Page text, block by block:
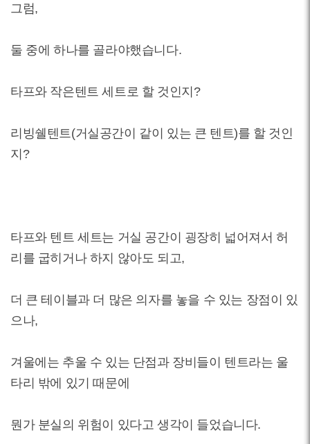
그럼,
둘 중에 하나를 골라야했습니다.
타프와 작은텐트 세트로 할 것인지?
리빙쉘텐트(거실공간이 같이 있는 큰 텐트)를 할 것인
지?
타프와 텐트 세트는 거실 공간이 굉장히 넓어져서 허
리를 굽히거나 하지 않아도 되고,
더 큰 테이블과 더 많은 의자를 놓을 수 있는 장점이 있
으나,
겨울에는 추울 수 있는 단점과 장비들이 텐트라는 울
타리 밖에 있기 때문에
뭔가 분실의 위험이 있다고 생각이 들었습니다.